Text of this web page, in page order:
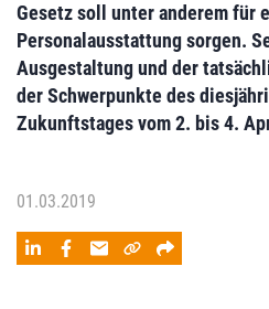
Gesetz soll unter anderem für
Personalausstattung sorgen.
Ausgestaltung und der
der Schwerpunkte des
Zukunftstages vom 2. bis 4.
01.03.2019